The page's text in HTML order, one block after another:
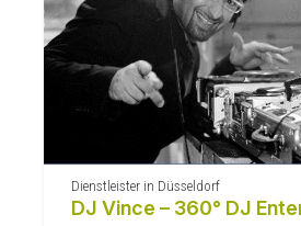
Dienstleister in Düsseldorf
DJ Vince – 360° DJ